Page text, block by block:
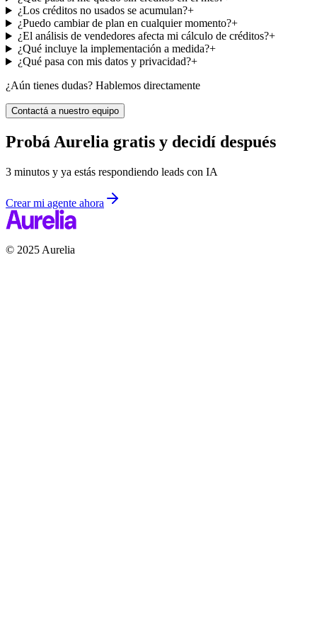
¿Los créditos no usados se acumulan?+
¿Puedo cambiar de plan en cualquier momento?+
¿El análisis de vendedores afecta mi cálculo de créditos?+
¿Qué incluye la implementación a medida?+
¿Qué pasa con mis datos y privacidad?+
¿Aún tienes dudas? Hablemos directamente
Contactá a nuestro equipo
Probá Aurelia gratis y decidí después
3 minutos y ya estás respondiendo leads con IA
Crear mi agente ahora
© 2025 Aurelia